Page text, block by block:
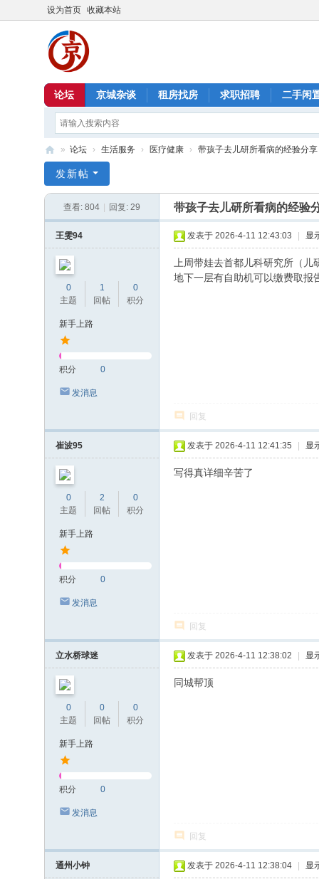
设为首页 收藏本站
论坛 京城杂谈 租房找房 求职招聘 二手闲
京
» 论坛 › 生活服务 › 医疗健康 › 带孩子去儿研所看病的经验分享
发新帖
查看: 804 回复: 29 带孩子去儿研所看病的经验
王雯94
0
主题
1
回帖
0
积分
新手上路
积分 0
发消息
发表于 2026-4-11 12:43:03 显
上周带娃去首都儿科研究所（
地下一层有自助机可以缴费取报
回复
崔波95
0
主题
2
回帖
0
积分
新手上路
积分 0
发消息
发表于 2026-4-11 12:41:35 显
写得真详细辛苦了
回复
立水桥球迷
0
主题
0
回帖
0
积分
新手上路
积分 0
发消息
发表于 2026-4-11 12:38:02 显
同城帮顶
回复
通州小钟 发表于 2026-4-11 12:38:04 显